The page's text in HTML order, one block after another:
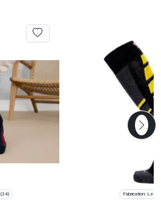
(24) Fabrication: Les